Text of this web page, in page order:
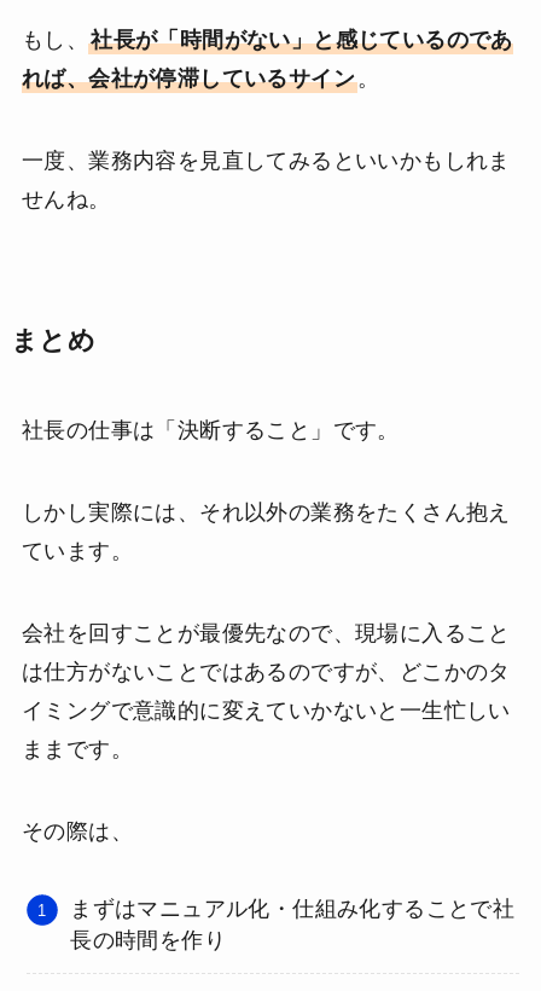
もし、社長が「時間がない」と感じているのであ
れば、会社が停滞しているサイン。
一度、業務内容を見直してみるといいかもしれま
せんね。
まとめ
社長の仕事は「決断すること」です。
しかし実際には、それ以外の業務をたくさん抱え
ています。
会社を回すことが最優先なので、現場に入ること
は仕方がないことではあるのですが、どこかのタ
イミングで意識的に変えていかないと一生忙しい
ままです。
その際は、
まずはマニュアル化・仕組み化することで社
長の時間を作り